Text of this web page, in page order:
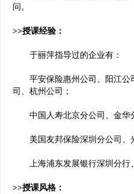
问。
>>授课经验：
于丽萍指导过的企业有：
平安保险惠州公司、阳江公司
司、杭州公司；
中国人寿北京分公司、金华
美国友邦保险深圳分公司、
上海浦东发展银行深圳分行、
>>授课风格：